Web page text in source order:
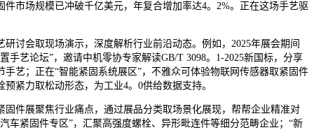
件市场规模已冲破千亿美元，年复合增加率达4。2%。正在这场手艺驱
会取现场演示，深度解析行业前沿动态。例如，2025年展会期间
手艺论坛”，邀请中机零协专家解读GB/T 3098。1-2025新国标，分享
手艺；正在“智能紧固系统展区”，不雅众可体验物联网传感器取紧固件
紧力取松动形态，为工业4。0供给数据支持。
展聚焦行业痛点，通过展品分类取场景化展现，帮帮企业精准对
车紧固件专区”，汇聚高强度螺栓、异形毗连件等细分范畴企业；“新